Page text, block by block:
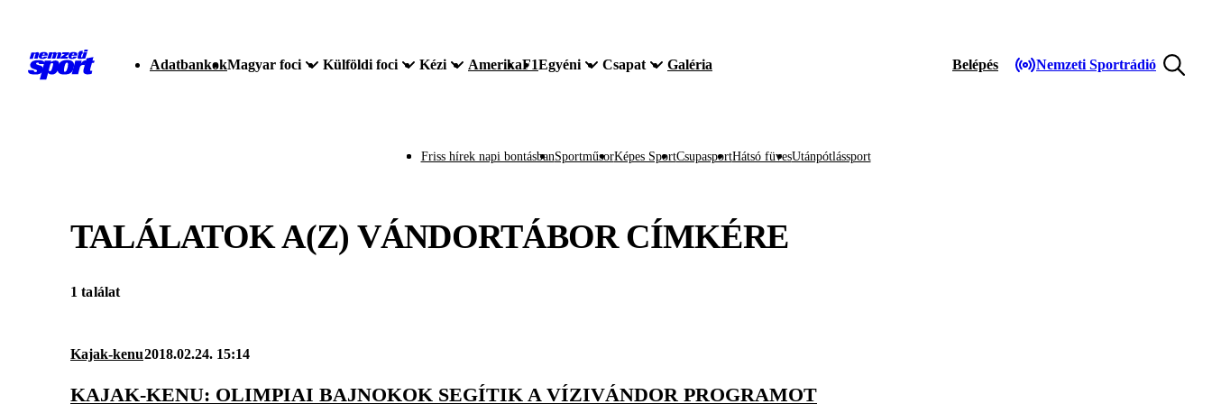
AdatbankokMagyar foci Külföldi foci Kézi AmerikaF1Egyéni Csapat Galéria Belépés Nemzeti Sportrádió
Friss hírek napi bontásbanSportműsorKépes SportCsupasportHátsó füvesUtánpótlássport
TALÁLATOK A(Z) VÁNDORTÁBORCÍMKÉRE
1 találat
Kajak-kenu2018.02.24. 15:14
KAJAK-KENU: OLIMPIAI BAJNOKOK SEGÍTIK A VÍZIVÁNDOR PROGRAMOT